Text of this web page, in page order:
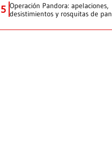
5 Operación Pandora: apelaciones,
desistimientos y rosquitas de pan